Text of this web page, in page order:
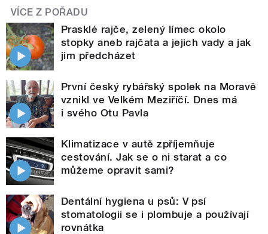
VÍCE Z POŘADU
Prasklé rajče, zelený límec okolo
stopky aneb rajčata a jejich vady a jak
jim předcházet
První český rybářský spolek na Moravě
vznikl ve Velkém Meziříčí. Dnes má
i svého Otu Pavla
Klimatizace v autě zpříjemňuje
cestování. Jak se o ni starat a co
můžeme opravit sami?
Dentální hygiena u psů: V psí
stomatologii se i plombuje a používají
rovnátka